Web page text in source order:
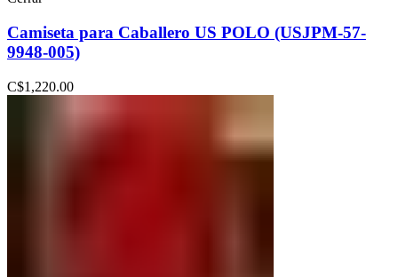
Camiseta para Caballero US POLO (USJPM-57-
9948-005)
C$1,220.00